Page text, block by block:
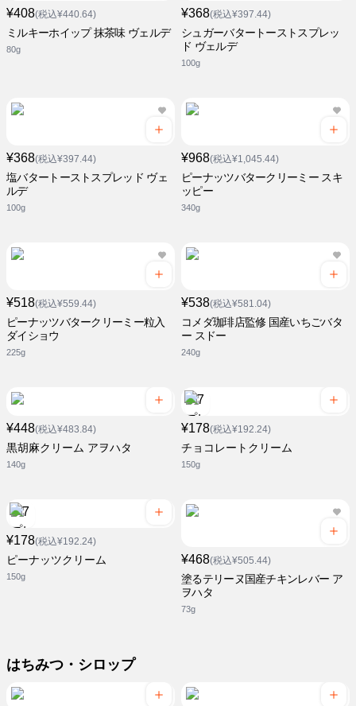
¥408(税込¥440.64)
ミルキーホイップ 抹茶味 ヴェルデ
80g
¥368(税込¥397.44)
シュガーバタートーストスプレッ
ド ヴェルデ
100g
¥368(税込¥397.44)
塩バタートーストスプレッド ヴェ
ルデ
100g
¥968(税込¥1,045.44)
ピーナッツバタークリーミー スキ
ッピー
340g
¥518(税込¥559.44)
ピーナッツバタークリーミー粒入
ダイショウ
225g
¥538(税込¥581.04)
コメダ珈琲店監修 国産いちごバタ
ー スドー
240g
¥448(税込¥483.84)
黒胡麻クリーム アヲハタ
140g
¥178(税込¥192.24)
チョコレートクリーム
150g
¥178(税込¥192.24)
ピーナッツクリーム
150g
¥468(税込¥505.44)
塗るテリーヌ国産チキンレバー ア
ヲハタ
73g
はちみつ・シロップ